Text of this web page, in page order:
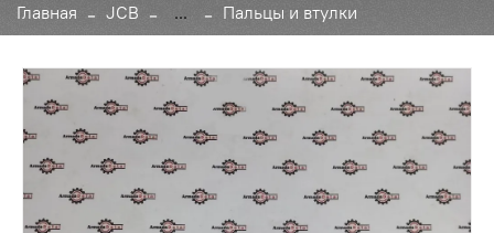
Главная JCB ... Пальцы и втулки